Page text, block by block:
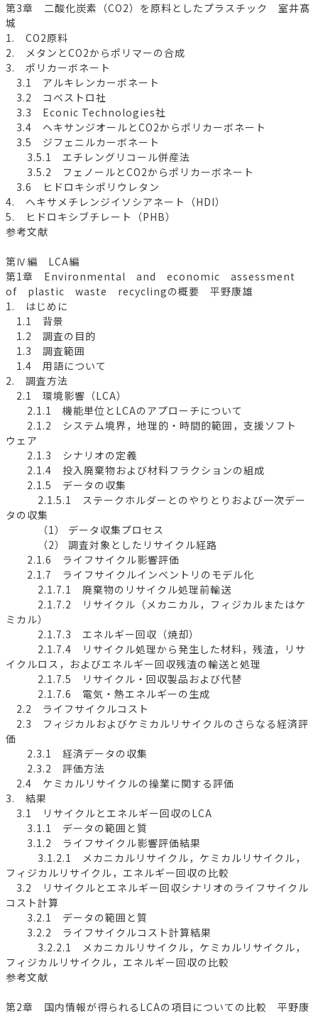
第3章 二酸化炭素（CO2）を原料としたプラスチック 室井髙
城
1. CO2原料
2. メタンとCO2からポリマーの合成
3. ポリカーボネート
3.1 アルキレンカーボネート
3.2 コベストロ社
3.3 Econic Technologies社
3.4 ヘキサンジオールとCO2からポリカーボネート
3.5 ジフェニルカーボネート
3.5.1 エチレングリコール併産法
3.5.2 フェノールとCO2からポリカーボネート
3.6 ヒドロキシポリウレタン
4. ヘキサメチレンジイソシアネート（HDI）
5. ヒドロキシブチレート（PHB）
参考文献
第Ⅳ編 LCA編
第1章 Environmental and economic assessment
of plastic waste recyclingの概要 平野康雄
1. はじめに
1.1 背景
1.2 調査の目的
1.3 調査範囲
1.4 用語について
2. 調査方法
2.1 環境影響（LCA）
2.1.1 機能単位とLCAのアプローチについて
2.1.2 システム境界，地理的・時間的範囲，支援ソフト
ウェア
2.1.3 シナリオの定義
2.1.4 投入廃棄物および材料フラクションの組成
2.1.5 データの収集
2.1.5.1 ステークホルダーとのやりとりおよび一次デー
タの収集
（1） データ収集プロセス
（2） 調査対象としたリサイクル経路
2.1.6 ライフサイクル影響評価
2.1.7 ライフサイクルインベントリのモデル化
2.1.7.1 廃棄物のリサイクル処理前輸送
2.1.7.2 リサイクル（メカニカル，フィジカルまたはケ
ミカル）
2.1.7.3 エネルギー回収（焼却）
2.1.7.4 リサイクル処理から発生した材料，残渣，リサ
イクルロス，およびエネルギー回収残渣の輸送と処理
2.1.7.5 リサイクル・回収製品および代替
2.1.7.6 電気・熱エネルギーの生成
2.2 ライフサイクルコスト
2.3 フィジカルおよびケミカルリサイクルのさらなる経済評
価
2.3.1 経済データの収集
2.3.2 評価方法
2.4 ケミカルリサイクルの操業に関する評価
3. 結果
3.1 リサイクルとエネルギー回収のLCA
3.1.1 データの範囲と質
3.1.2 ライフサイクル影響評価結果
3.1.2.1 メカニカルリサイクル，ケミカルリサイクル，
フィジカルリサイクル，エネルギー回収の比較
3.2 リサイクルとエネルギー回収シナリオのライフサイクル
コスト計算
3.2.1 データの範囲と質
3.2.2 ライフサイクルコスト計算結果
3.2.2.1 メカニカルリサイクル，ケミカルリサイクル，
フィジカルリサイクル，エネルギー回収の比較
参考文献
第2章 国内情報が得られるLCAの項目についての比較 平野康